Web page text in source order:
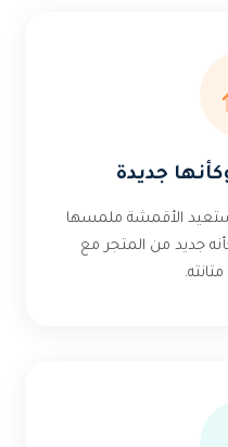
جديدة
الأقمشة ملمسها
جديد من المتجر مع